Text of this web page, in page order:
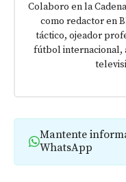
Colaboro en la
como redactor en
táctico, ojeador
fútbol internacional,
Mantente
WhatsApp